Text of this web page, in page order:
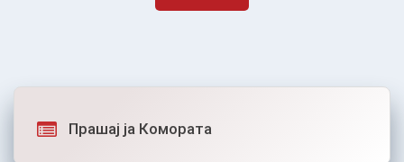
Прашај ја Комората